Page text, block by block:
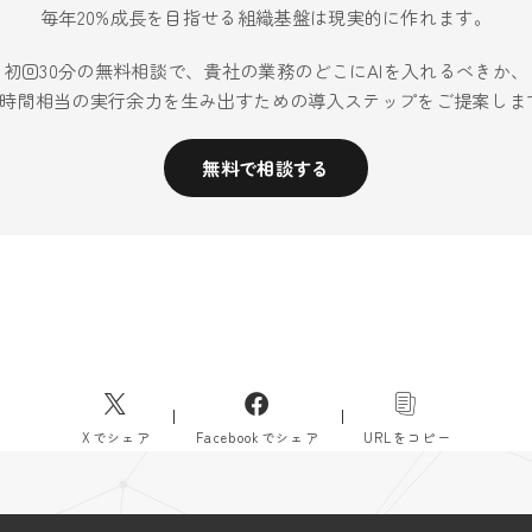
毎年20%成長を目指せる組織基盤は現実的に作れます。
初回30分の無料相談で、貴社の業務のどこにAIを入れるべきか、
間相当の実行余力を生み出すための導入ステップをご提案しま
無料で相談する
Xでシェア Facebookでシェア URLをコピー